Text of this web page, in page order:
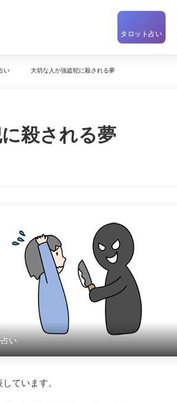
タロット占い
い 大切な人が強盗犯に殺される夢
殺される夢
い
しています。